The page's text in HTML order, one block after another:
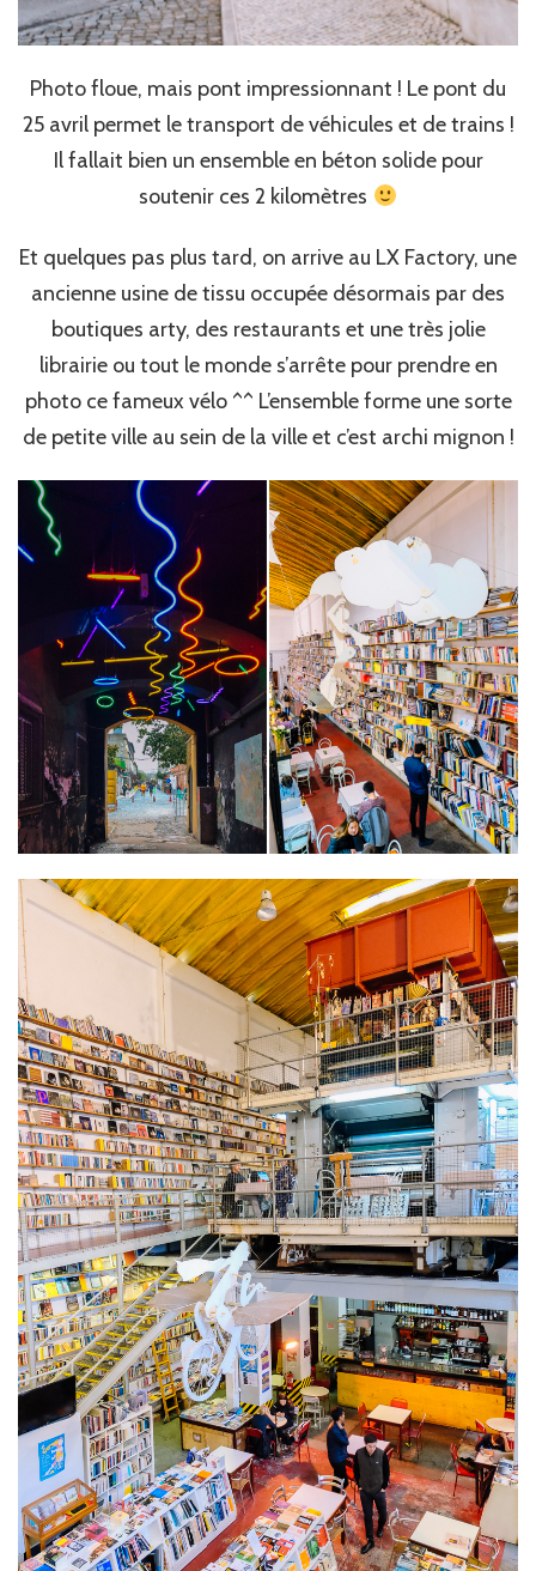
Photo floue, mais pont impressionnant ! Le pont du
25 avril permet le transport de véhicules et de trains !
Il fallait bien un ensemble en béton solide pour
soutenir ces 2 kilomètres
Et quelques pas plus tard, on arrive au LX Factory, une
ancienne usine de tissu occupée désormais par des
boutiques arty, des restaurants et une très jolie
librairie ou tout le monde s’arrête pour prendre en
photo ce fameux vélo ^^ L’ensemble forme une sorte
de petite ville au sein de la ville et c’est archi mignon !